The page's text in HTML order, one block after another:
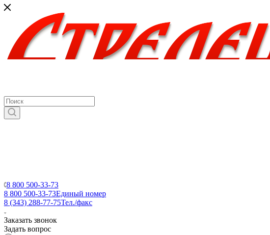
8 800 500-33-73
8 800 500-33-73Единый номер
8 (343) 288-77-75Тел./факс
Заказать звонок
Задать вопрос